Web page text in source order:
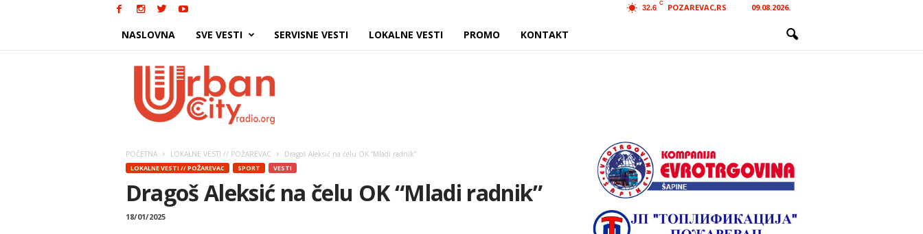
32.6
C POZAREVAC,RS 09.08.2026.
NASLOVNA SVE VESTI SERVISNE VESTI LOKALNE VESTI PROMO KONTAKT
POČETNA LOKALNE VESTI // POŽAREVAC Dragoš Aleksić na čelu OK “Mladi radnik”
LOKALNE VESTI // POŽAREVAC SPORT VESTI
Dragoš Aleksić na čelu OK “Mladi radnik”
18/01/2025